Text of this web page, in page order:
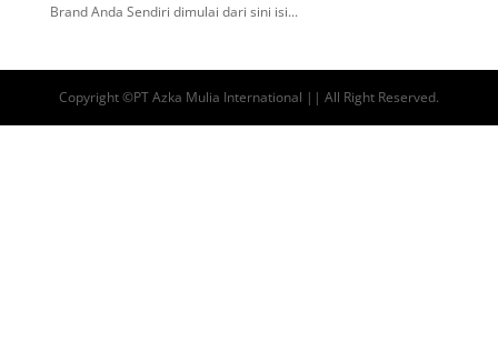
Brand Anda Sendiri dimulai dari sini isi...
Copyright ©PT Azka Mulia International || All Right Reserved.